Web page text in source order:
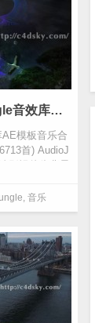
2021年6月份更新AudioJungle音效库AE模板音乐合集影视片头背景音乐第128-130辑(共6713首)
模板音乐合
首) AudioJ
影视片头背景
音乐